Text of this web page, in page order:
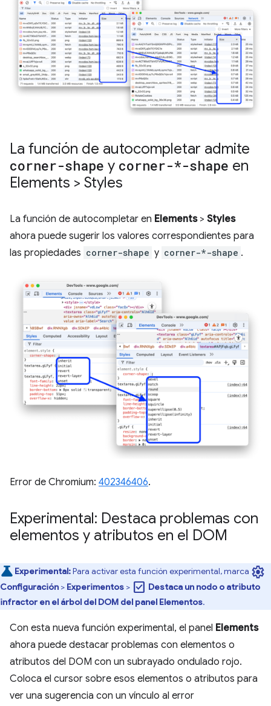
La función de autocompletar admite
corner-shape y corner-*-shape en
Elements > Styles
La función de autocompletar en Elements> Styles
ahora puede sugerir los valores correspondientes para
las propiedades corner-shape y corner-*-shape .
Error de Chromium: 402346406.
Experimental: Destaca problemas con
elementos y atributos en el DOM
Experimental:Para activar esta función experimental, marca settings
Configuración > Experimentos > check_box Destaca un nodo o atributo
infractor en el árbol del DOM del panel Elementos.
Con esta nueva función experimental, el panel Elements
ahora puede destacar problemas con elementos o
atributos del DOM con un subrayado ondulado rojo.
Coloca el cursor sobre esos elementos o atributos para
ver una sugerencia con un vínculo al error